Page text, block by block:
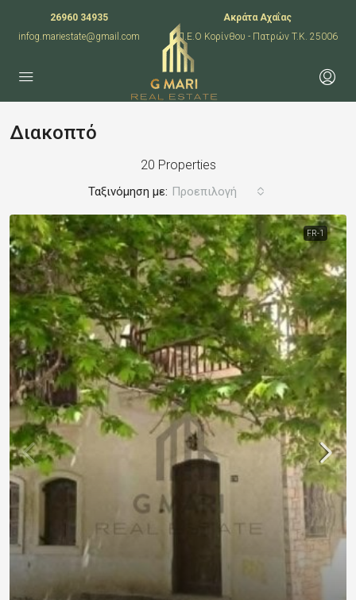
26960 34935
infog.mariestate@gmail.com
Ακράτα Αχαΐας
Π.Ε.Ο Κορίνθου - Πατρών T.K. 25006
Διακοπτό
20 Properties
Ταξινόμηση με: Προεπιλογή
FR-1